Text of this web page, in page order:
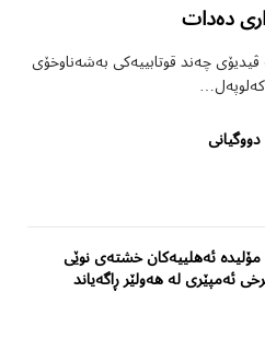
دەدات
چەند قوتابییەکی بەشەناوخۆی
ئەهلییەکان خشتەی نوێی
ئەمپێری لە هەولێر ڕاگەیاند